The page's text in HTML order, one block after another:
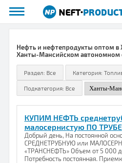
Нефть и нефтепродукты оптом
Ханты-Мансийском автономном
КУПИМ НЕФТЬ
малосернистую ПО ТРУБЕ
Добрый день, На постоянной
СРЕДНЕТРУБНУЮ или
«ТРАНСНЕФТЬ» Объем от 5 000
Потребность постоянная.